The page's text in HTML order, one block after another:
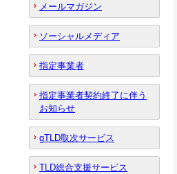
メールマガジン
ソーシャルメディア
指定事業者
指定事業者契約終了に伴う
お知らせ
gTLD取次サービス
TLD総合支援サービス